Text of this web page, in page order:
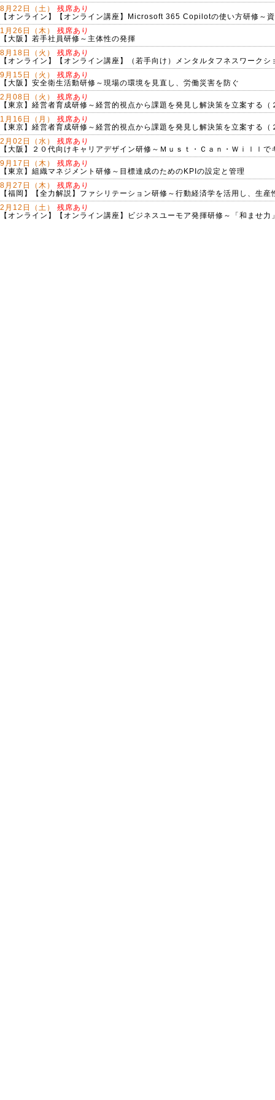
8月22日（土）
残席あり
【オンライン】【オンライン講座】Microsoft 365 Copilotの使い方研修～
1月26日（木）
残席あり
【大阪】若手社員研修～主体性の発揮
8月18日（火）
残席あり
【オンライン】【オンライン講座】（若手向け）メンタルタフネスワーク
9月15日（火）
残席あり
【大阪】安全衛生活動研修～現場の環境を見直し、労働災害を防ぐ
2月08日（火）
残席あり
【東京】経営者育成研修～経営的視点から課題を発見し解決策を立案する（
1月16日（月）
残席あり
【東京】経営者育成研修～経営的視点から課題を発見し解決策を立案する（
2月02日（水）
残席あり
【大阪】２０代向けキャリアデザイン研修～Ｍｕｓｔ・Ｃａｎ・Ｗｉｌｌで
9月17日（木）
残席あり
【東京】組織マネジメント研修～目標達成のためのKPIの設定と管理
8月27日（木）
残席あり
【福岡】【全力解説】ファシリテーション研修～行動経済学を活用し、生
2月12日（土）
残席あり
【オンライン】【オンライン講座】ビジネスユーモア発揮研修～「和ませ